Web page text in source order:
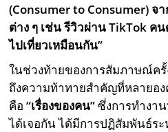
(Consumer to Consumer) จ
ต่าง ๆ เช่น รีวิวผ่าน TikTok ค
ไปเที่ยวเหมือนกัน”
ในช่วงท้ายของการสัมภาษณ์ค
ถึงความท้าทายสำคัญที่หลายอง
คือ“เรื่องของคน”ซึ่งการทำงา
ได้เจอกัน ได้มีการปฏิสัมพันธ์ร